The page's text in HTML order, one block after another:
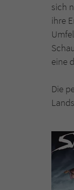
sich
ihre
eine
Die